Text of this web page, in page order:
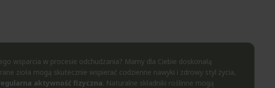
wsparcia w procesie odchudzania? Mamy dla Ciebie doskonałą
zioła mogą skutecznie wspierać codzienne nawyki i zdrowy styl życia,
aktywność fizyczna. Naturalne składniki roślinne mogą